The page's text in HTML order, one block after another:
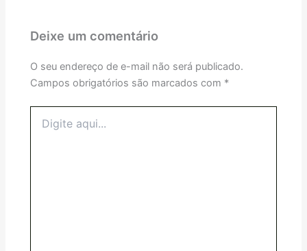
Deixe um comentário
O seu endereço de e-mail não será publicado.
Campos obrigatórios são marcados com *
aqui...